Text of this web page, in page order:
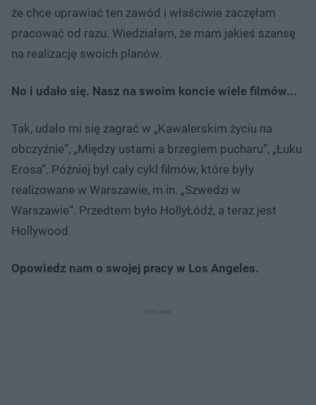
że chce uprawiać ten zawód i właściwie zaczęłam
pracować od razu. Wiedziałam, że mam jakieś szansę
na realizację swoich planów.
No i udało się. Nasz na swoim koncie wiele filmów...
Tak, udało mi się zagrać w „Kawalerskim życiu na
obczyźnie”, „Między ustami a brzegiem pucharu”, „Łuku
Erosa”. Później był cały cykl filmów, które były
realizowane w Warszawie, m.in. „Szwedzi w
Warszawie”. Przedtem było HollyŁódź, a teraz jest
Hollywood.
Opowiedz nam o swojej pracy w Los Angeles.